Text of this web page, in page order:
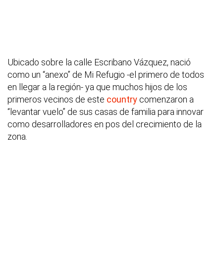
Ubicado sobre la calle Escribano Vázquez, nació
como un “anexo” de Mi Refugio -el primero de todos
en llegar a la región- ya que muchos hijos de los
primeros vecinos de este country comenzaron a
“levantar vuelo” de sus casas de familia para innovar
como desarrolladores en pos del crecimiento de la
zona.